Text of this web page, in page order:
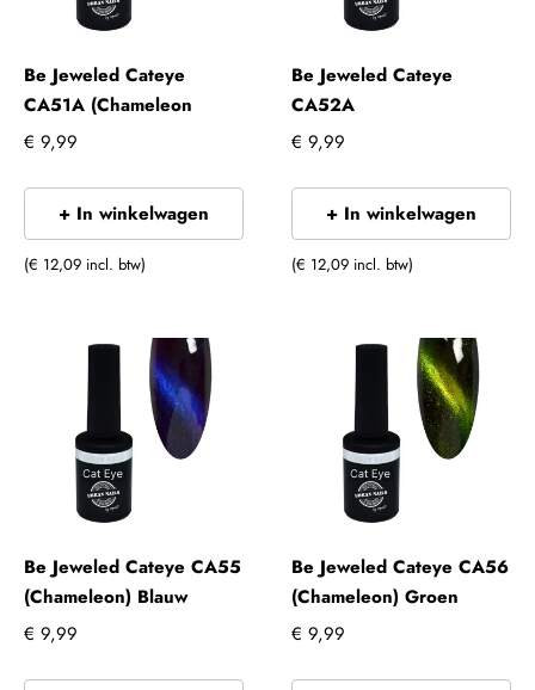
Be Jeweled Cateye
CA51A (Chameleon
€ 9,99
+ In winkelwagen
(€ 12,09 incl. btw)
Be Jeweled Cateye
CA52A
€ 9,99
+ In winkelwagen
(€ 12,09 incl. btw)
Be Jeweled Cateye CA55
(Chameleon) Blauw
€ 9,99
Be Jeweled Cateye CA56
(Chameleon) Groen
€ 9,99